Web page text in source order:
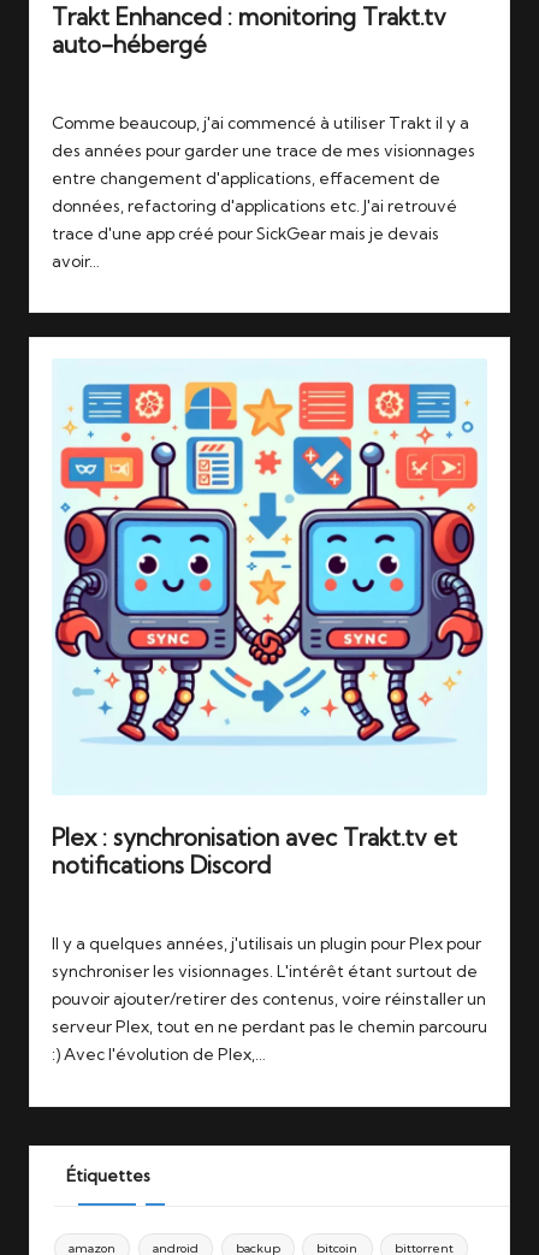
Trakt Enhanced : monitoring Trakt.tv
auto-hébergé
Comme beaucoup, j'ai commencé à utiliser Trakt il y a
des années pour garder une trace de mes visionnages
entre changement d'applications, effacement de
données, refactoring d'applications etc. J'ai retrouvé
trace d'une app créé pour SickGear mais je devais
avoir…
Plex : synchronisation avec Trakt.tv et
notifications Discord
Il y a quelques années, j'utilisais un plugin pour Plex pour
synchroniser les visionnages. L'intérêt étant surtout de
pouvoir ajouter/retirer des contenus, voire réinstaller un
serveur Plex, tout en ne perdant pas le chemin parcouru
:) Avec l'évolution de Plex,…
Étiquettes
amazon android backup bitcoin bittorrent